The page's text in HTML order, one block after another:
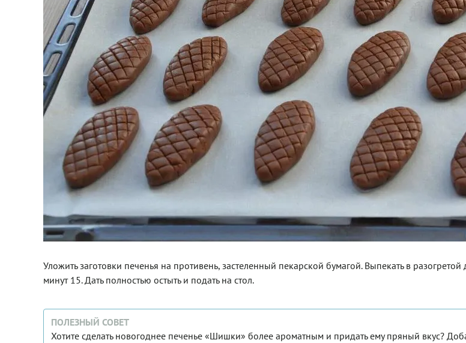
Уложить заготовки печенья на противень, застеленный пекарской бумагой. Выпекать в
минут 15. Дать полностью остыть и подать на стол.
ПОЛЕЗНЫЙ СОВЕТ
Хотите сделать новогоднее печенье «Шишки» более ароматным и придать ему пряный вкус?